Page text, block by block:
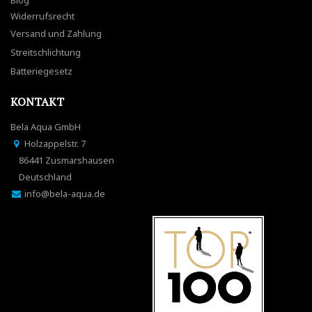
Widerrufsrecht
Versand und Zahlung
Streitschlichtung
Batteriegesetz
KONTAKT
Bela Aqua GmbH
Holzappelstr. 7
86441 Zusmarshausen
Deutschland
info@bela-aqua.de